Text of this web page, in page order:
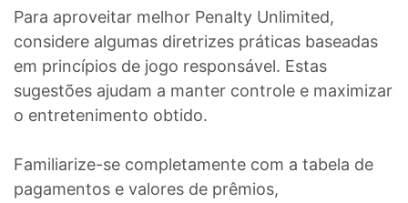
Para aproveitar melhor Penalty Unlimited,
considere algumas diretrizes práticas baseadas
em princípios de jogo responsável. Estas
sugestões ajudam a manter controle e maximizar
o entretenimento obtido.
Familiarize-se completamente com a tabela de
pagamentos e valores de prêmios,